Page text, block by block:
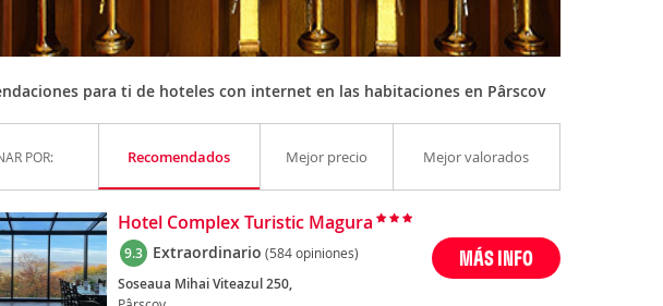
para ti de hoteles con internet en las habitaciones en Pârscov
POR: Recomendados Mejor precio Mejor valorados
Hotel Complex Turistic Magura
9.3 Extraordinario (584 opiniones)
Soseaua Mihai Viteazul 250,
MÁS INFO